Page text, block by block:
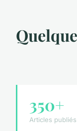
350+
Articles publiés